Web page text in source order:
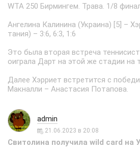
WTA 250 Бирмингем. Трава. 1/8
Ангелина Калинина (Украина) [5] –
тания) – 3:6, 6:3, 1:6
Это была вторая встреча
оиграла Дарт на этой же стадии на
Далее Хэрриет встретится с
Макналли – Анастасия Потапова.
admin
21.06.2023 в 20:08
Свитолина получила wild card на